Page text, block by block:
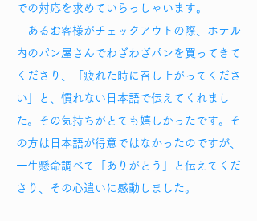
での対応を求めていらっしゃいます。
あるお客様がチェックアウトの際、ホテル
内のパン屋さんでわざわざパンを買ってきて
くださり、「疲れた時に召し上がってくださ
い」と、慣れない日本語で伝えてくれまし
た。その気持ちがとても嬉しかったです。そ
の方は日本語が得意ではなかったのですが、
一生懸命調べて「ありがとう」と伝えてくだ
さり、その心遣いに感動しました。